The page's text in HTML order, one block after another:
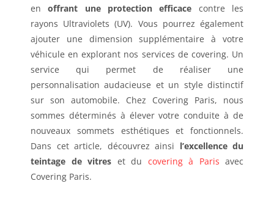
enoffrant une protection efficace contre les
rayons Ultraviolets (UV). Vous pourrez également
ajouter une dimension supplémentaire à votre
véhicule en explorant nos services de covering. Un
service qui permet de réaliser une
personnalisation audacieuse et un style distinctif
sur son automobile. Chez Covering Paris, nous
sommes déterminés à élever votre conduite à de
nouveaux sommets esthétiques et fonctionnels.
Dans cet article, découvrez ainsi l’excellence du
teintage de vitres et du covering à Paris avec
Covering Paris.